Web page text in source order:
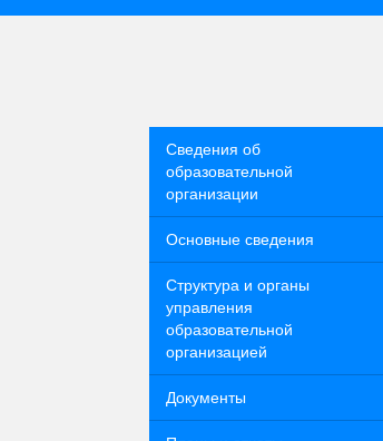
Сведения об
образовательной
организации
Основные сведения
Структура и органы
управления
образовательной
организацией
Документы